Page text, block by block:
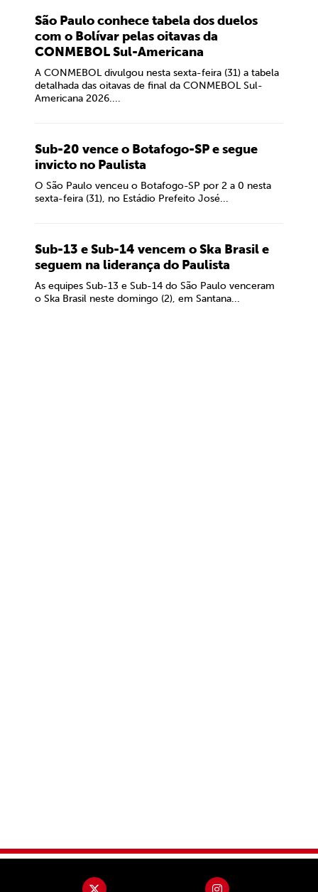
São Paulo conhece tabela dos duelos
com o Bolívar pelas oitavas da
CONMEBOL Sul-Americana
A CONMEBOL divulgou nesta sexta-feira (31) a tabela
detalhada das oitavas de final da CONMEBOL Sul-
Americana 2026....
Sub-20 vence o Botafogo-SP e segue
invicto no Paulista
O São Paulo venceu o Botafogo-SP por 2 a 0 nesta
sexta-feira (31), no Estádio Prefeito José...
Sub-13 e Sub-14 vencem o Ska Brasil e
seguem na liderança do Paulista
As equipes Sub-13 e Sub-14 do São Paulo venceram
o Ska Brasil neste domingo (2), em Santana...